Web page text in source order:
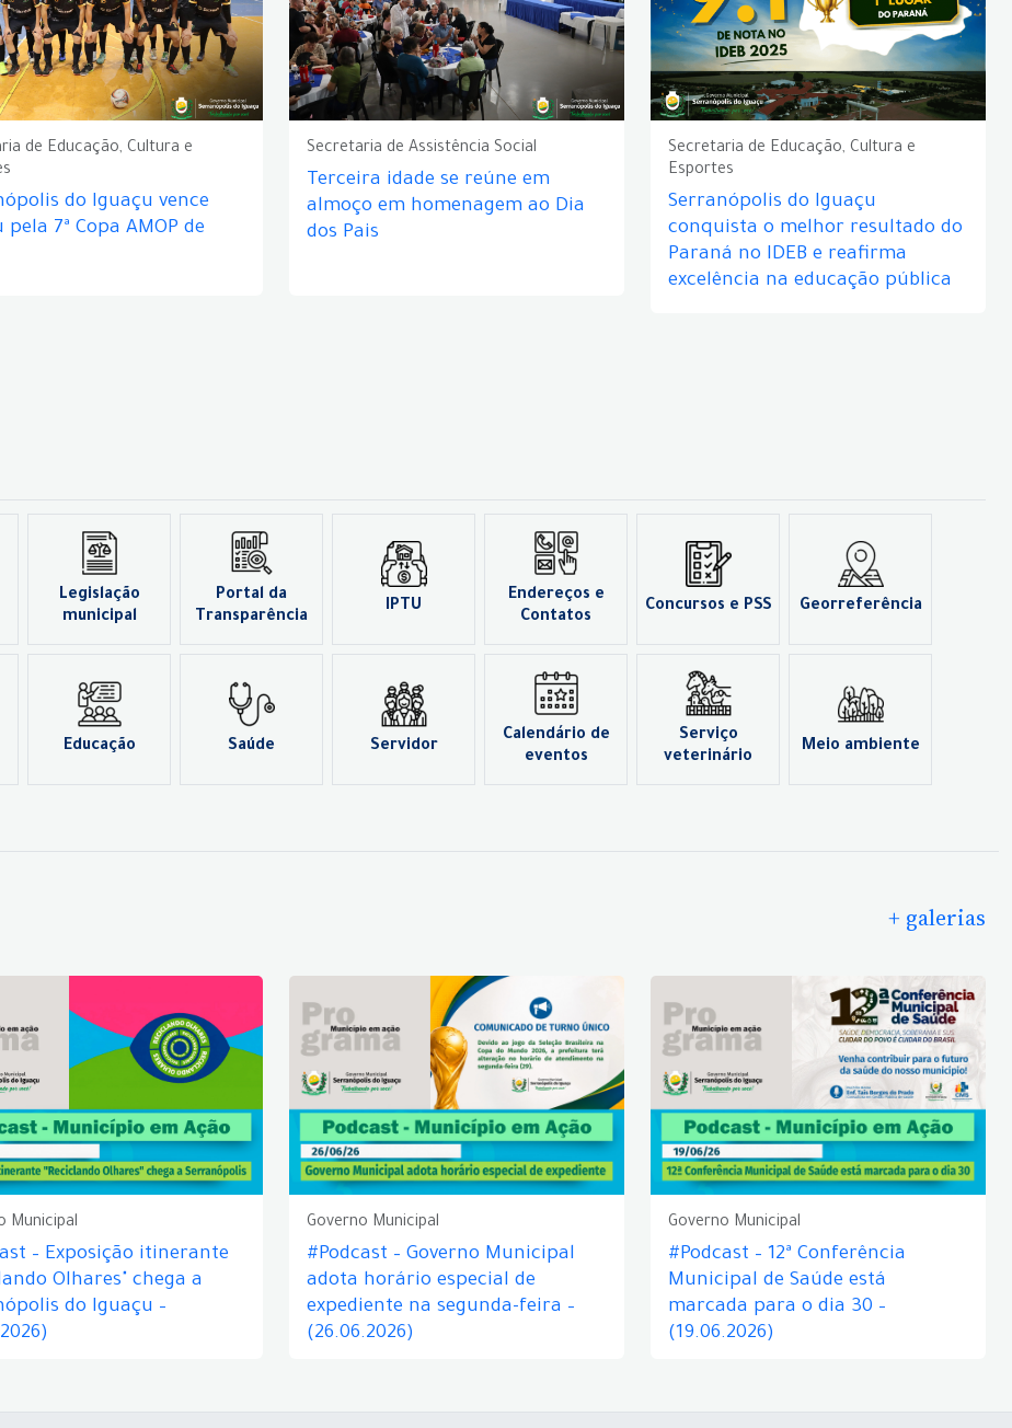
de Educação, Cultura e
do Iguaçu vence
7ª Copa AMOP de
Secretaria de Assistência Social
Terceira idade se reúne em
almoço em homenagem ao Dia
dos Pais
Secretaria de Educação, Cultura e
Esportes
Serranópolis do Iguaçu
conquista o melhor resultado do
Paraná no IDEB e reafirma
excelência na educação pública
Legislação
municipal
Portal da
Transparência
IPTU
Endereços e
Contatos
Concursos e PSS Georreferência
Educação Saúde Servidor
Calendário de
eventos
Serviço
veterinário
Meio ambiente
+ galerias
Municipal
– Exposição itinerante
Olhares" chega a
do Iguaçu –
Governo Municipal
#Podcast – Governo Municipal
adota horário especial de
expediente na segunda-feira –
(26.06.2026)
Governo Municipal
#Podcast – 12ª Conferência
Municipal de Saúde está
marcada para o dia 30 –
(19.06.2026)